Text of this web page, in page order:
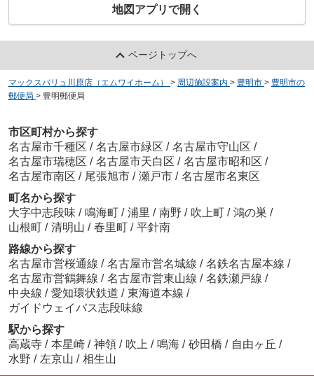
地図アプリで開く
ページトップへ
マックスバリュ川原店（エムワイホーム） > 周辺施設案内 > 豊明市 > 豊明市の
郵便局 > 豊明郵便局
市区町村から探す
名古屋市千種区 / 名古屋市緑区 / 名古屋市守山区 /
名古屋市瑞穂区 / 名古屋市天白区 / 名古屋市昭和区 /
名古屋市南区 / 尾張旭市 / 瀬戸市 / 名古屋市名東区
町名から探す
大字中志段味 / 鳴海町 / 浦里 / 南野 / 吹上町 / 鴻の巣 /
山根町 / 清明山 / 春里町 / 平針南
路線から探す
名古屋市営桜通線 / 名古屋市営名城線 / 名鉄名古屋本線 /
名古屋市営鶴舞線 / 名古屋市営東山線 / 名鉄瀬戸線 /
中央線 / 愛知環状鉄道 / 東海道本線 /
ガイドウェイバス志段味線
駅から探す
高蔵寺 / 本星崎 / 神領 / 吹上 / 鳴海 / 砂田橋 / 自由ヶ丘 /
水野 / 左京山 / 相生山